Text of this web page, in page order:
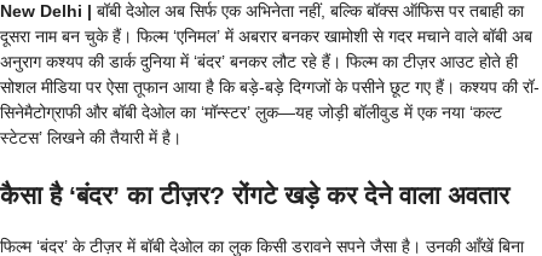
New Delhi | बॉबी देओल अब सिर्फ एक अभिनेता नहीं, बल्कि बॉक्स ऑफिस पर तबाही का
दूसरा नाम बन चुके हैं। फिल्म ‘एनिमल’ में अबरार बनकर खामोशी से गदर मचाने वाले बॉबी अब
अनुराग कश्यप की डार्क दुनिया में ‘बंदर’ बनकर लौट रहे हैं। फिल्म का टीज़र आउट होते ही
सोशल मीडिया पर ऐसा तूफान आया है कि बड़े-बड़े दिग्गजों के पसीने छूट गए हैं। कश्यप की रॉ-
सिनेमैटोग्राफी और बॉबी देओल का ‘मॉन्स्टर’ लुक—यह जोड़ी बॉलीवुड में एक नया ‘कल्ट
स्टेटस’ लिखने की तैयारी में है।
कैसा है ‘बंदर’ का टीज़र? रोंगटे खड़े कर देने वाला अवतार
फिल्म ‘बंदर’ के टीज़र में बॉबी देओल का लुक किसी डरावने सपने जैसा है। उनकी आँखें बिना